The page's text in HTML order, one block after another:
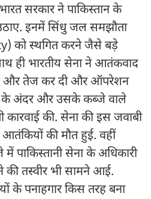
सरकार ने पाकिस्तान के
इनमें सिंधु जल समझौता
को स्थगित करने जैसे बड़े
ही भारतीय सेना ने आतंकवाद
और तेज कर दी और ऑपरेशन
के अंदर और उसके कब्जे वाले
कारवाई की. सेना की इस जवाबी
की मौत हुई. वहीं
सेना के अधिकारी
तस्वीर भी सामने आई.
के पनाहगार किस तरह बना